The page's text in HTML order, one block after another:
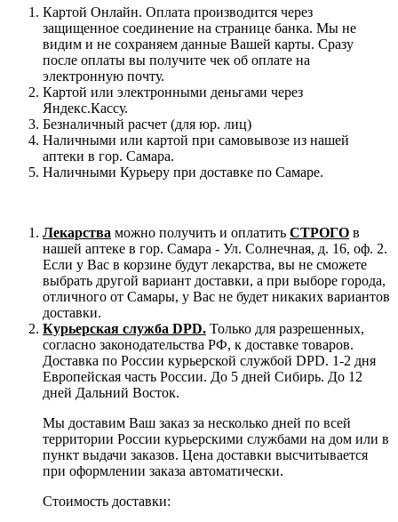
Картой Онлайн. Оплата производится через
защищенное соединение на странице банка. Мы не
видим и не сохраняем данные Вашей карты. Сразу
после оплаты вы получите чек об оплате на
электронную почту.
Картой или электронными деньгами через
Яндекс.Кассу.
Безналичный расчет (для юр. лиц)
Наличными или картой при самовывозе из нашей
аптеки в гор. Самара.
Наличными Курьеру при доставке по Самаре.
Лекарства можно получить и оплатить СТРОГО в
нашей аптеке в гор. Самара - Ул. Солнечная, д. 16, оф. 2.
Если у Вас в корзине будут лекарства, вы не сможете
выбрать другой вариант доставки, а при выборе города,
отличного от Самары, у Вас не будет никаких вариантов
доставки.
Курьерская служба DPD. Только для разрешенных,
согласно законодательства РФ, к доставке товаров.
Доставка по России курьерской службой DPD. 1-2 дня
Европейская часть России. До 5 дней Сибирь. До 12
дней Дальний Восток.
Мы доставим Ваш заказ за несколько дней по всей
территории России курьерскими службами на дом или в
пункт выдачи заказов. Цена доставки высчитывается
при оформлении заказа автоматически.
Стоимость доставки: